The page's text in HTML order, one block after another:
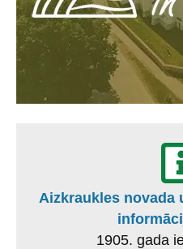
Aizkraukles novada
1905. gada